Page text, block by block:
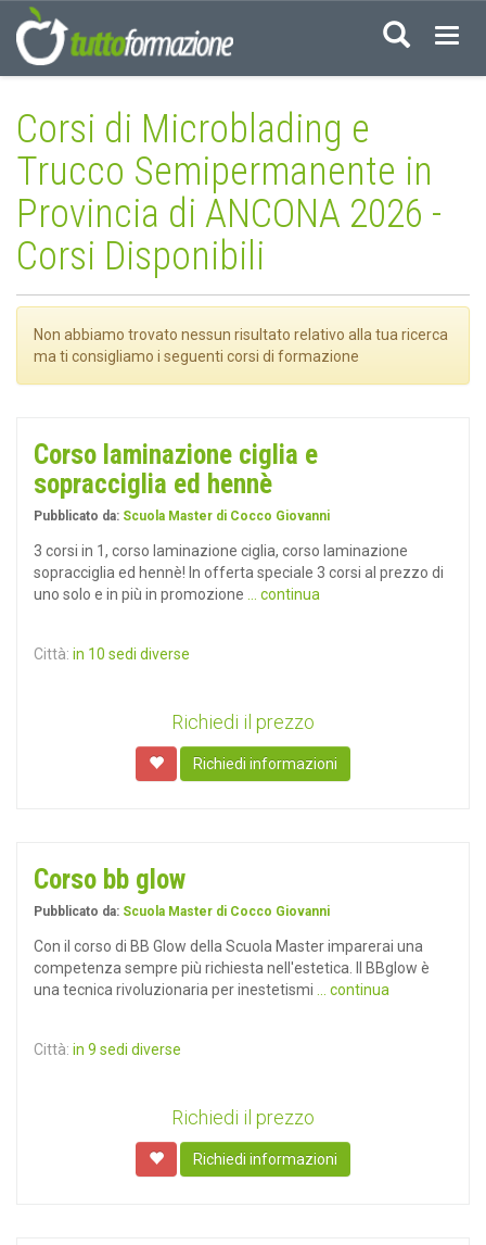
Corsi di Microblading e
Trucco Semipermanente in
Provincia di ANCONA 2026 -
Corsi Disponibili
Non abbiamo trovato nessun risultato relativo alla tua ricerca
ma ti consigliamo i seguenti corsi di formazione
Corso laminazione ciglia e
sopracciglia ed hennè
Pubblicato da: Scuola Master di Cocco Giovanni
3 corsi in 1, corso laminazione ciglia, corso laminazione
sopracciglia ed hennè! In offerta speciale 3 corsi al prezzo di
uno solo e in più in promozione
... continua
Città: in 10 sedi diverse
Richiedi il prezzo
Richiedi informazioni
Corso bb glow
Pubblicato da: Scuola Master di Cocco Giovanni
Con il corso di BB Glow della Scuola Master imparerai una
competenza sempre più richiesta nell'estetica. Il BBglow è
una tecnica rivoluzionaria per inestetismi
... continua
Città: in 9 sedi diverse
Richiedi il prezzo
Richiedi informazioni